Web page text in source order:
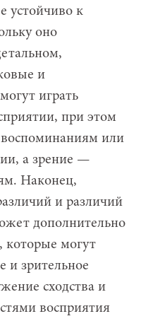
устойчиво к
оно
и
играть
при этом
или
а зрение —
Наконец,
и различий
дополнительно
которые могут
и зрительное
сходства и
восприятия